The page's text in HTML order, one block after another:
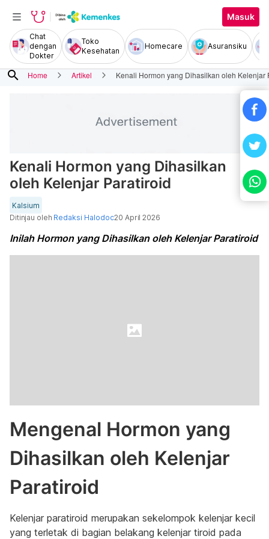
Masuk
Chat
dengan
Dokter
Toko
Kesehatan
Homecare Asuransiku
search Home Artikel Kenali Hormon yang Dihasilkan oleh Kelenjar
Kenali Hormon yang Dihasilkan
oleh Kelenjar Paratiroid
Kalsium
Ditinjau oleh Redaksi Halodoc20 April 2026
Inilah Hormon yang Dihasilkan oleh Kelenjar Paratiroid
Mengenal Hormon yang
Dihasilkan oleh Kelenjar
Paratiroid
Kelenjar paratiroid merupakan sekelompok kelenjar kecil
yang terletak di bagian belakang kelenjar tiroid pada